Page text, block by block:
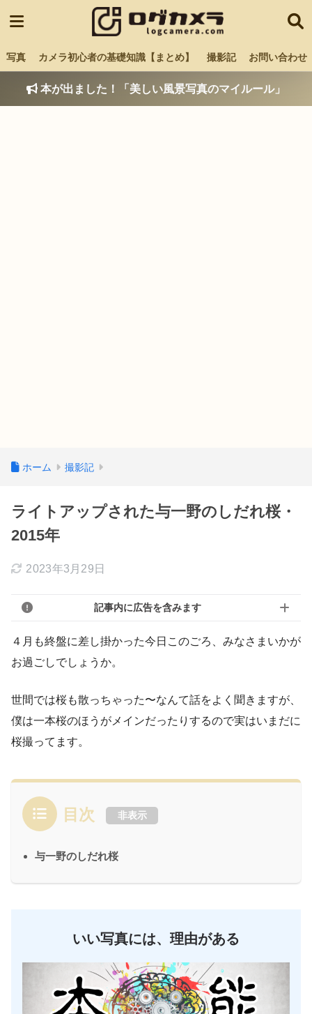
写真 カメラ初心者の基礎知識【まとめ】 撮影記 お問い合わせ
本が出ました！「美しい風景写真のマイルール」
ホーム 撮影記
ライトアップされた与一野のしだれ桜・
2015年
2023年3月29日
記事内に広告を含みます
４月も終盤に差し掛かった今日このごろ、みなさまいかが
お過ごしでしょうか。
世間では桜も散っちゃった〜なんて話をよく聞きますが、
僕は一本桜のほうがメインだったりするので実はいまだに
桜撮ってます。
目次 非表示
与一野のしだれ桜
いい写真には、理由がある